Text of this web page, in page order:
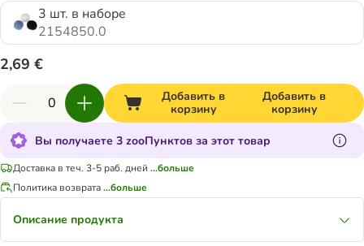
3 шт. в наборе
2154850.0
2,69 €
Добавить в
корзину
Добавить в
корзину
Вы получаете 3 zooПунктов за этот товар
Доставка в теч. 3-5 раб. дней ...больше
Политика возврата...больше
Описание продукта